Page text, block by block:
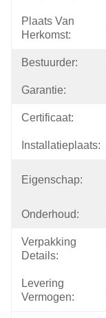
Plaats Van
Herkomst:
Bestuurder:
Garantie:
Certificaat:
Installatieplaats:
Eigenschap:
Onderhoud:
Verpakking
Details:
Levering
Vermogen: